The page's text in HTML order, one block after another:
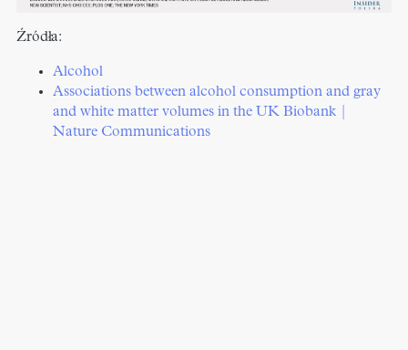
Źródła:
Alcohol
Associations between alcohol consumption and gray
and white matter volumes in the UK Biobank |
Nature Communications